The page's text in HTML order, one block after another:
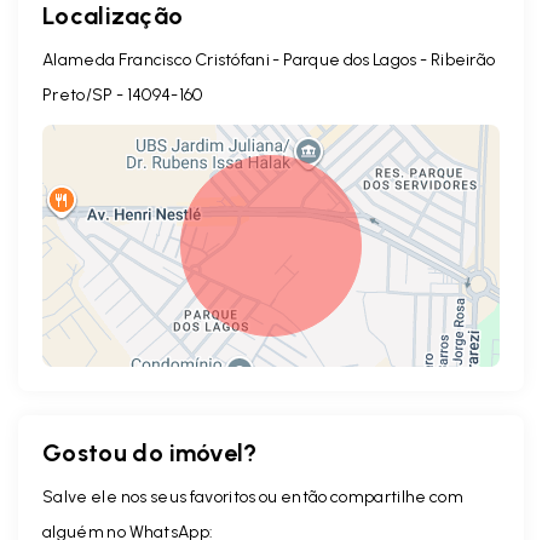
Localização
Alameda Francisco Cristófani - Parque dos Lagos - Ribeirão
Preto/SP - 14094-160
Gostou do imóvel?
Salve ele nos seus favoritos ou então compartilhe com
alguém no WhatsApp: